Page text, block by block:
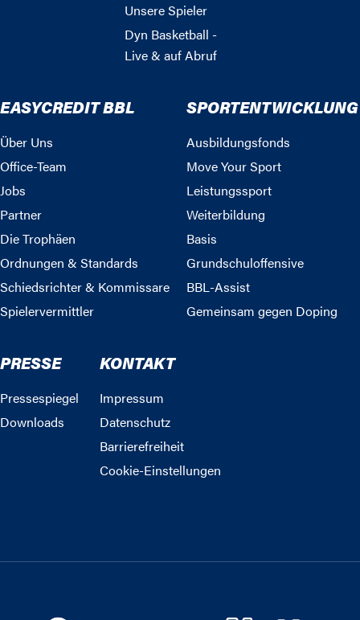
Unsere Spieler
Dyn Basketball -
Live & auf Abruf
EASYCREDIT BBL
Über Uns
Office-Team
Jobs
Partner
Die Trophäen
Ordnungen & Standards
Schiedsrichter & Kommissare
Spielervermittler
SPORTENTWICKLUNG
Ausbildungsfonds
Move Your Sport
Leistungssport
Weiterbildung
Basis
Grundschuloffensive
BBL-Assist
Gemeinsam gegen Doping
PRESSE
Pressespiegel
Downloads
KONTAKT
Impressum
Datenschutz
Barrierefreiheit
Cookie-Einstellungen